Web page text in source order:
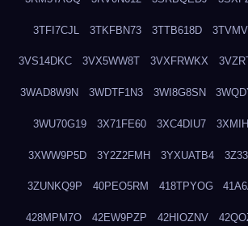
3TFI7CJL 3TKFBN73 3TTB618D
3VS14DKC 3VX5WW8T 3VXFRWKX
3WAD8W9N 3WDTF1N3 3WI8G8SN
3WU70G19 3X71FE60 3XC4DIU7
3XWW9P5D 3Y2Z2FMH 3YXUATB4
3ZUNKQ9P 40PEO5RM 418TPYOG
428MPM7O 42EW9PZP 42HIOZNV